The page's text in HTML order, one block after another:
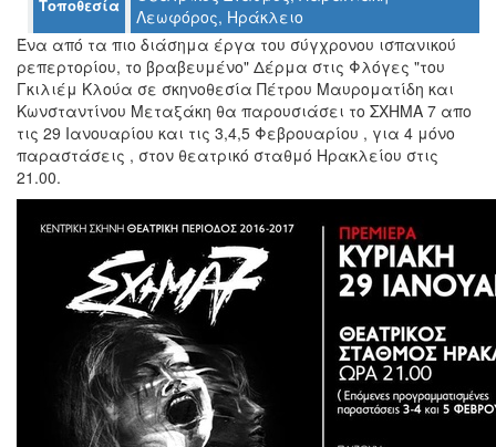
ΤΟΠΟΣ
ΜΑΣ
ΔΗΜΟΣ
ΠΟΛΙΤΙΣΜΟΣ
ΠΟΛΗ
Τοποθεσία
Λεωφόρος, Ηράκλειο
Ένα από τα πιο διάσημα έργα του σύγχρονου ισπανικού
ρεπερτορίου, το βραβευμένο" Δέρμα στις Φλόγες "του
Γκιλιέμ Κλούα σε σκηνοθεσία Πέτρου Μαυροματίδη και
Κωνσταντίνου Μεταξάκη θα παρουσιάσει το ΣΧΗΜΑ 7 απο
τις 29 Ιανουαρίου και τις 3,4,5 Φεβρουαρίου , για 4 μόνο
παραστάσεις , στον θεατρικό σταθμό Ηρακλείου στις
21.00.